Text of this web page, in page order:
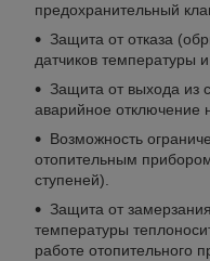
предохранительный
Защита от отказа
датчиков температуры
Защита от выхода из
аварийное отключение
Возможность
отопительным
ступеней).
Защита от
температуры
работе отопительного